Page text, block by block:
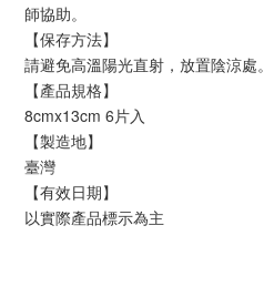
師協助。
【保存方法】
請避免高溫陽光直射，放置陰涼處。
【產品規格】
8cmx13cm 6片入
【製造地】
臺灣
【有效日期】
以實際產品標示為主